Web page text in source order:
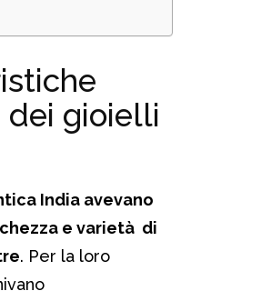
dei gioielli
India avevano
e varietà di
. Per la loro